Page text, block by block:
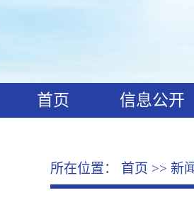
首页
信息公开
所在位置： 首页 >> 新